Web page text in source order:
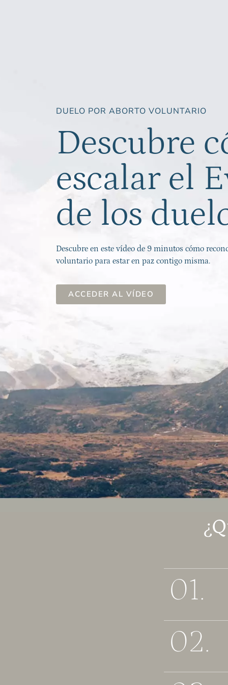
DUELO POR ABORTO VOLUNTARIO
Descubre
escalar el
de los
Descubre en este vídeo de 9 minutos cómo
voluntario para estar en paz contigo misma.
ACCEDER AL VÍDEO
01.
02.